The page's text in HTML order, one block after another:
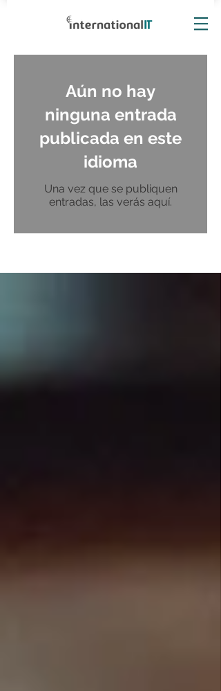
Aún no hay
ninguna entrada
publicada en este
idioma
Una vez que se publiquen
entradas, las verás aquí.